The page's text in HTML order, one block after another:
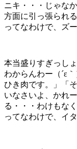
ニキ・・・じゃな
方面に引っ張られ
ってなわけで、ズ
本当盛りすぎっし
わからんわー（´ε
ひき肉です。」「
いなさいよ、かれ
る・・・わけもなく
ってなわけで、イ